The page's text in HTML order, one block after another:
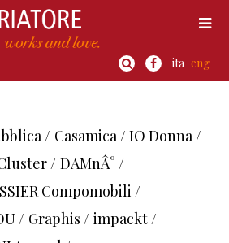
ita eng
/ Casamica / IO Donna /
/ DAMnÂ° /
Compomobili /
/ Graphis / impackt /